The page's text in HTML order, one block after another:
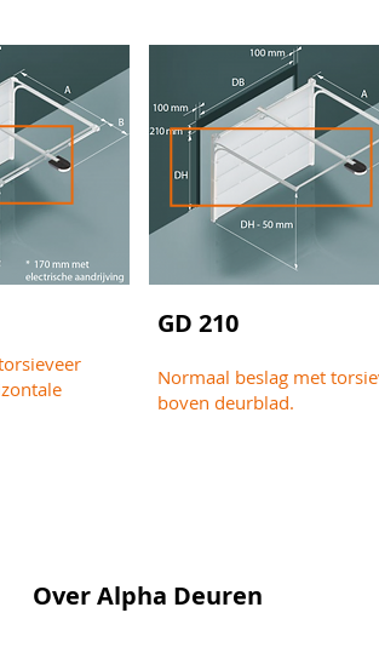
GD 210
Normaal beslag met
boven deurblad.
Over Alpha Deuren